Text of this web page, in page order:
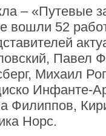
– «Путевые
вошли 52
Павел
Михаил
Инфанте-
Филиппов,
Норс.